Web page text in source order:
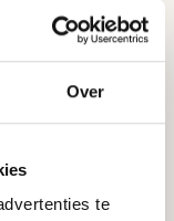
Over
te
je:
vak